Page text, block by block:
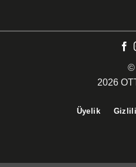
©
2026
Üyelik